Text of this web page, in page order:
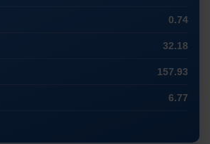
0.74
32.18
157.93
6.77